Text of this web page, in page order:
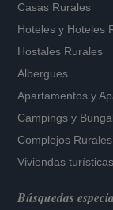
Casas Rurales
Hoteles y Hoteles
Hostales Rurales
Albergues
Apartamentos y
Campings y
Complejos Rurales
Viviendas turísticas
Búsquedas